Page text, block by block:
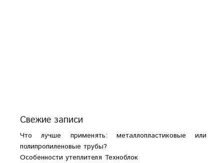
Свежие записи
Что лучше применять: металлопластиковые или
полипропиленовые трубы?
Особенности утеплителя Техноблок